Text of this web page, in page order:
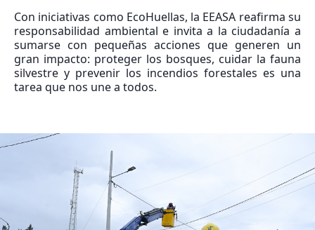
Con iniciativas como EcoHuellas, la EEASA reafirma su
responsabilidad ambiental e invita a la ciudadanía a
sumarse con pequeñas acciones que generen un
gran impacto: proteger los bosques, cuidar la fauna
silvestre y prevenir los incendios forestales es una
tarea que nos une a todos.